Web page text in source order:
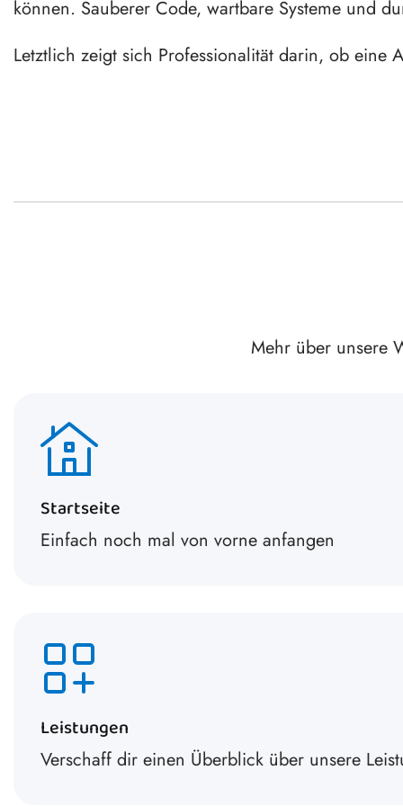
können. Sauberer Code, wartbare Systeme und
Letztlich zeigt sich Professionalität darin, ob eine
Mehr über unsere
Startseite
Einfach noch mal von vorne anfangen
Leistungen
Verschaff dir einen Überblick über unsere